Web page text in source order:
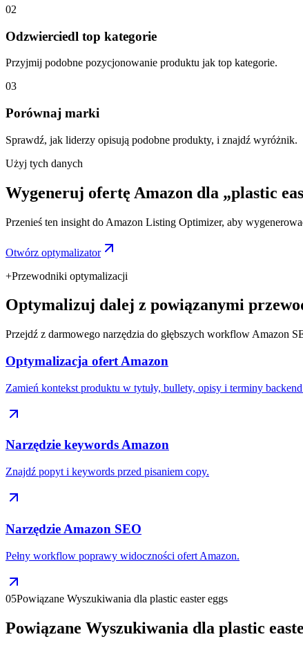
02
Odzwierciedl top kategorie
Przyjmij podobne pozycjonowanie produktu jak top kategorie.
03
Porównaj marki
Sprawdź, jak liderzy opisują podobne produkty, i znajdź wyróżnik.
Użyj tych danych
Wygeneruj ofertę Amazon dla „plastic
Przenieś ten insight do Amazon Listing Optimizer, aby
Otwórz optymalizator
+Przewodniki optymalizacji
Optymalizuj dalej z powiązanymi
Przejdź z darmowego narzędzia do głębszych workflow Amazon
Optymalizacja ofert Amazon
Zamień kontekst produktu w tytuły, bullety, opisy i terminy
Narzędzie keywords Amazon
Znajdź popyt i keywords przed pisaniem copy.
Narzędzie Amazon SEO
Pełny workflow poprawy widoczności ofert Amazon.
05Powiązane Wyszukiwania dla plastic easter eggs
Powiązane Wyszukiwania dla plastic